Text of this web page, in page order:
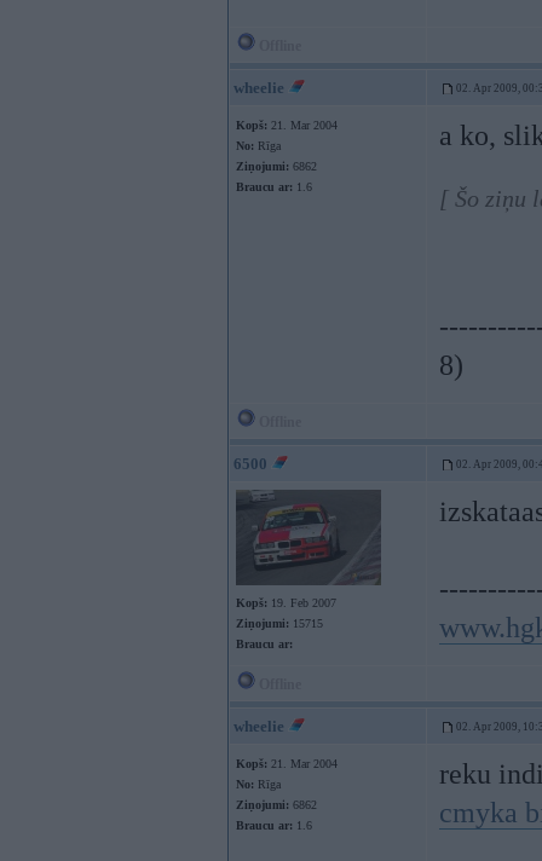
wheelie 02. Apr 2009,
Kopš: 21. Mar 2004
No: Rīga
Ziņojumi: 6862
Braucu ar: 1.6
a ko,
[ Šo ziņu
8)
6500 02. Apr 2009,
Kopš: 19. Feb 2007
Ziņojumi: 15715
Braucu ar:
wheelie 02. Apr 2009,
Kopš: 21. Mar 2004
No: Rīga
Ziņojumi: 6862
Braucu ar: 1.6
reku
cmyka